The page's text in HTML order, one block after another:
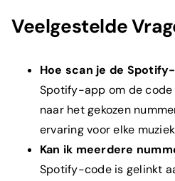
Veelgestelde
Hoe scan je de
Spotify-app om de
naar het gekozen
ervaring voor elke
Kan ik meerdere
Spotify-code is gelinkt
Wat is je e-mailadres?*